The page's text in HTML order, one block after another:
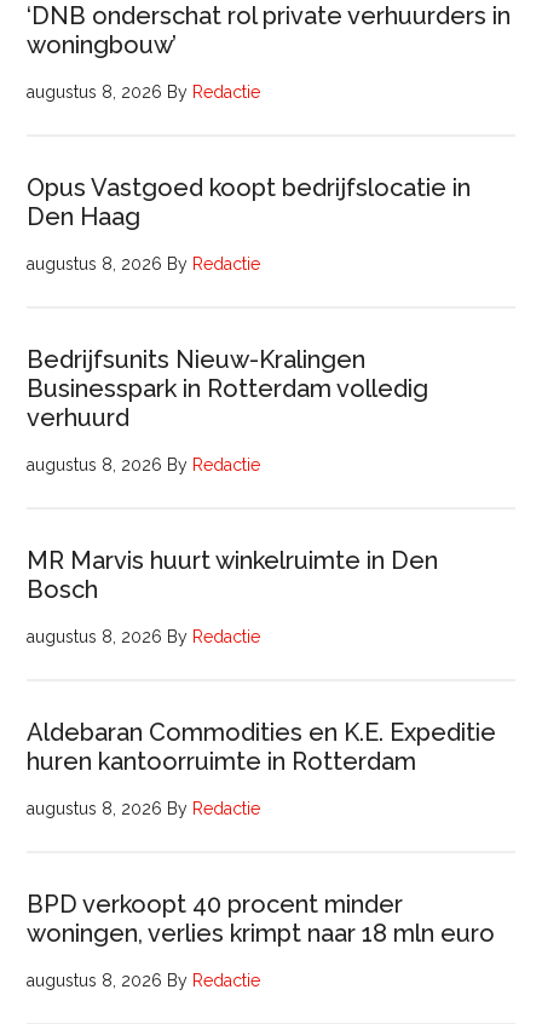
‘DNB onderschat rol private verhuurders in
woningbouw’
augustus 8, 2026 By Redactie
Opus Vastgoed koopt bedrijfslocatie in
Den Haag
augustus 8, 2026 By Redactie
Bedrijfsunits Nieuw-Kralingen
Businesspark in Rotterdam volledig
verhuurd
augustus 8, 2026 By Redactie
MR Marvis huurt winkelruimte in Den
Bosch
augustus 8, 2026 By Redactie
Aldebaran Commodities en K.E. Expeditie
huren kantoorruimte in Rotterdam
augustus 8, 2026 By Redactie
BPD verkoopt 40 procent minder
woningen, verlies krimpt naar 18 mln euro
augustus 8, 2026 By Redactie